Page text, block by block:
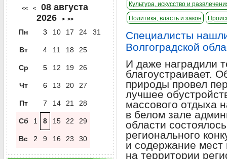
Культура, искусство и
Политика, власть и закон
Специалисты
Волгоградской
И даже наградили
благоустраивает.
природы провел
лучшее
массового отдыха
в белом зале
области
регионального
и содержание мест
на территории
<< <
08 августа
2026
> >>
Пн 3 10 17 24 31
Вт 4 11 18 25
Ср 5 12 19 26
Чт 6 13 20 27
Пт 7 14 21 28
Сб 1 8 15 22 29
Вс 2 9 16 23 30